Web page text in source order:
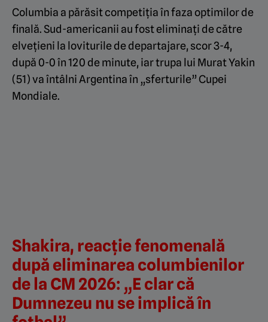
Columbia a părăsit competiția în faza optimilor de
finală. Sud-americanii au fost eliminați de către
elvețieni la loviturile de departajare, scor 3-4,
după 0-0 în 120 de minute, iar trupa lui Murat Yakin
(51) va întâlni Argentina în „sferturile” Cupei
Mondiale.
Shakira, reacție fenomenală
după eliminarea columbienilor
de la CM 2026: „E clar că
Dumnezeu nu se implică în